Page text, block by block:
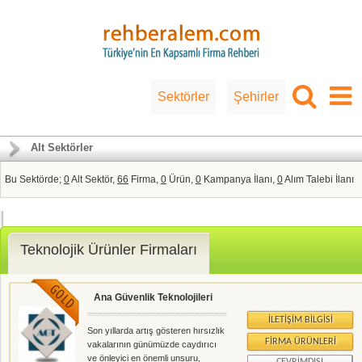
Sektörler Şehirler
Alt Sektörler
Bu Sektörde; 0Alt Sektör, 66 Firma, 0 Ürün, 0 Kampanya İlanı, 0Alım Talebi İlanı
Teknolojik Ürünler Firmaları
Ana Güvenlik Teknolojileri
Son yıllarda artış gösteren hırsızlık
vakalarının günümüzde caydırıcı
ve önleyici en önemli unsuru,
İLETIŞIM BILGISI
FIRMA ÜRÜNLERI